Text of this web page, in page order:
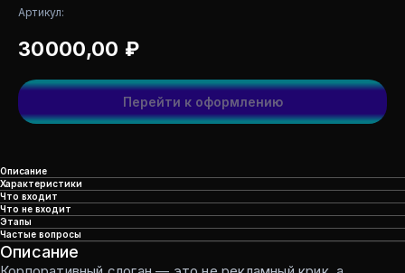
Артикул:
30000,00 ₽
Перейти к оформлению
Описание
Характеристики
Что входит
Что не входит
Этапы
Частые вопросы
Описание